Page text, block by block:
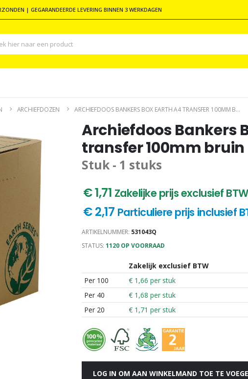
| GEGARANDEERDE LEVERING BINNEN 3 WERKDAGEN
ARCHIEFDOZEN ARCHIEFDOOS BANKERS BOX EARTH A4 TRANSFER 100MM B...
Archiefdoos Bankers
transfer 100mm bruin
Stuk - 1 stuks
€ 1,71 Zakelijke prijs exclusief BTW
€ 2,17 Particuliere prijs inclusief
ARTIKELNUMMER: 531043Q
STATUS:1120 OP VOORRAAD
Zakelijk exclusief BTW
Per 100
€ 1,66 per stuk
Per 40
€ 1,68 per stuk
Per 20
€ 1,71 per stuk
LOG IN OM AAN WINKELMAND TOE TE